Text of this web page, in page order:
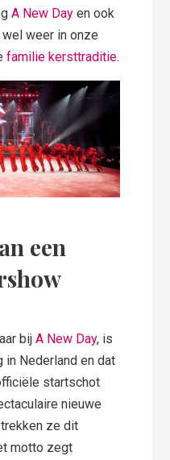
A New Day en ook
weer in onze
familie kersttraditie.
een
bijA New Day, is
in Nederland en dat
startschot
nieuwe
ze dit
motto zegt